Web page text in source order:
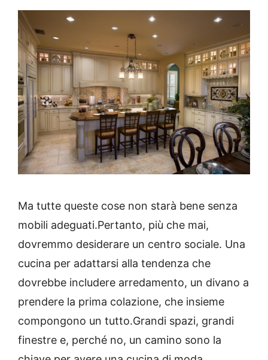
Ma tutte queste cose non starà bene senza
mobili adeguati.Pertanto, più che mai,
dovremmo desiderare un centro sociale. Una
cucina per adattarsi alla tendenza che
dovrebbe includere arredamento, un divano a
prendere la prima colazione, che insieme
compongono un tutto.Grandi spazi, grandi
finestre e, perché no, un camino sono la